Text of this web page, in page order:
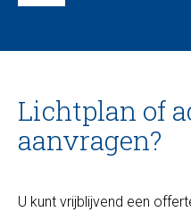
Lichtplan of
aanvragen?
U kunt vrijblijvend een